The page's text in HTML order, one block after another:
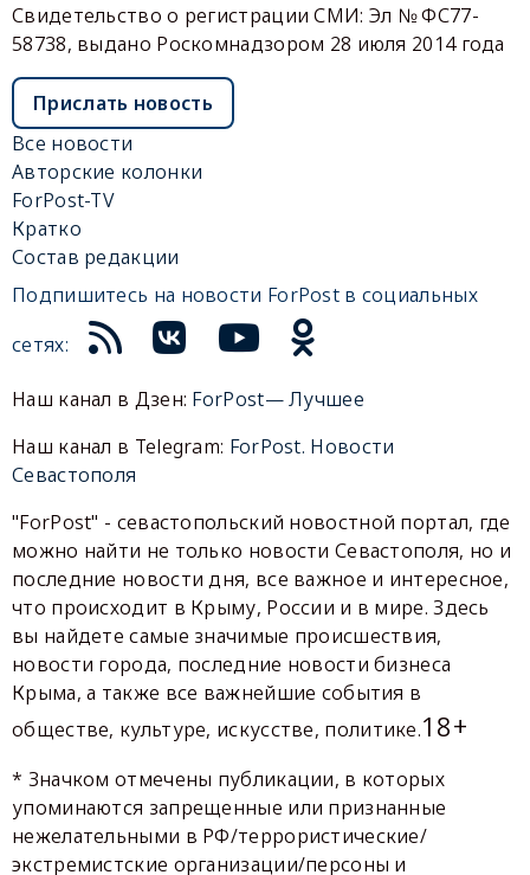
Свидетельство о регистрации СМИ: Эл № ФС77-
58738, выдано Роскомнадзором 28 июля 2014 года
Прислать новость
Все новости
Авторские колонки
ForPost-TV
Кратко
Состав редакции
Подпишитесь на новости ForPost в социальных
сетях:
Наш канал в Дзен: ForPost— Лучшее
Наш канал в Telegram: ForPost. Новости
Севастополя
"ForPost" - севастопольский новостной портал, где
можно найти не только новости Севастополя, но и
последние новости дня, все важное и интересное,
что происходит в Крыму, России и в мире. Здесь
вы найдете самые значимые происшествия,
новости города, последние новости бизнеса
Крыма, а также все важнейшие события в
обществе, культуре, искусстве, политике.18+
* Значком отмечены публикации, в которых
упоминаются запрещенные или признанные
нежелательными в РФ/террористические/
экстремистские организации/персоны и